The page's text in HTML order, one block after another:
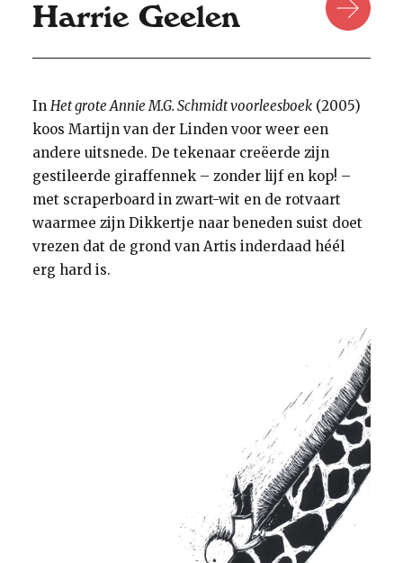
Harrie Geelen
In Het grote Annie M.G. Schmidt voorleesboek(2005)
koos Martijn van der Linden voor weer een
andere uitsnede. De tekenaar creëerde zijn
gestileerde giraffennek – zonder lijf en kop! –
met scraperboard in zwart-wit en de rotvaart
waarmee zijn Dikkertje naar beneden suist doet
vrezen dat de grond van Artis inderdaad héél
erg hard is.